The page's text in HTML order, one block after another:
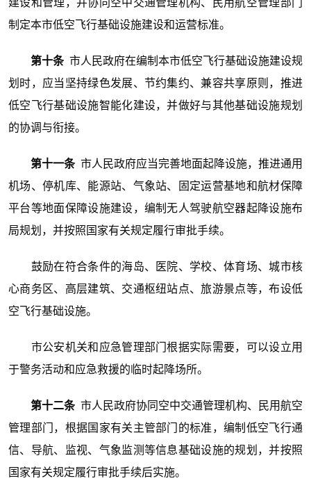
建设和管理，并协同空中交通管理机构、民用航空管理部门
制定本市低空飞行基础设施建设和运营标准。
第十条 市人民政府在编制本市低空飞行基础设施建设规
划时，应当坚持绿色发展、节约集约、兼容共享原则，推进
低空飞行基础设施智能化建设，并做好与其他基础设施规划
的协调与衔接。
第十一条 市人民政府应当完善地面起降设施，推进通用
机场、停机库、能源站、气象站、固定运营基地和航材保障
平台等地面保障设施建设，编制无人驾驶航空器起降设施布
局规划，并按照国家有关规定履行审批手续。
鼓励在符合条件的海岛、医院、学校、体育场、城市核
心商务区、高层建筑、交通枢纽站点、旅游景点等，布设低
空飞行基础设施。
市公安机关和应急管理部门根据实际需要，可以设立用
于警务活动和应急救援的临时起降场所。
第十二条 市人民政府协同空中交通管理机构、民用航空
管理部门，根据国家有关主管部门的标准，编制低空飞行通
信、导航、监视、气象监测等信息基础设施的规划，并按照
国家有关规定履行审批手续后实施。